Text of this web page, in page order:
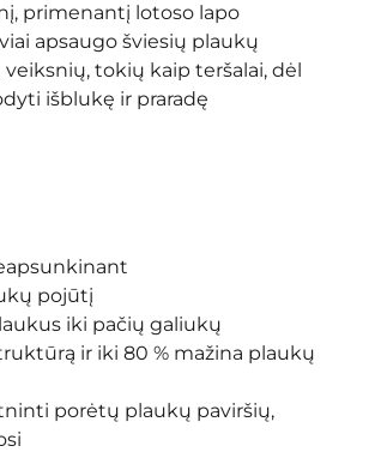
primenantį lotoso lapo
apsaugo šviesių plaukų
tokių kaip teršalai, dėl
išblukę ir praradę
pojūtį
iki pačių galiukų
ir iki 80 % mažina plaukų
porėtų plaukų paviršių,